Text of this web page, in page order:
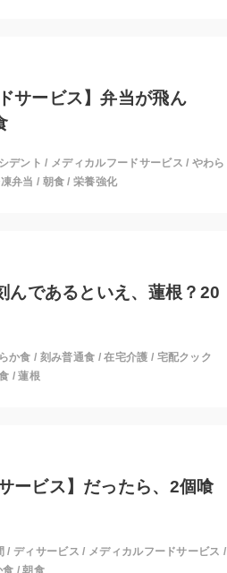
サービス】弁当が飛ん
デント / メディカルフードサービス / やわら
弁当 / 朝食 /栄養強化
んであるといえ、蓮根？20
か食 / 刻み普通食 /在宅介護 / 宅配クック
/蓮根
ービス】だったら、2個喰
/ ディサービス / メディカルフードサービス /
食 /朝食